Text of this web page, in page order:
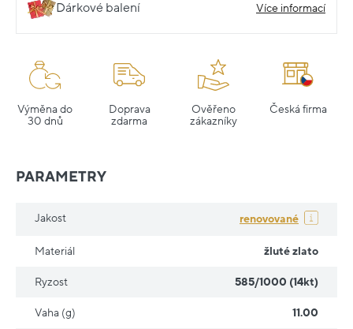
Dárkové balení Více informací
Výměna do
30 dnů
Doprava
zdarma
Ověřeno
zákazníky
Česká firma
PARAMETRY
Jakost renovované
Materiál žluté zlato
Ryzost 585/1000 (14kt)
Vaha (g) 11.00